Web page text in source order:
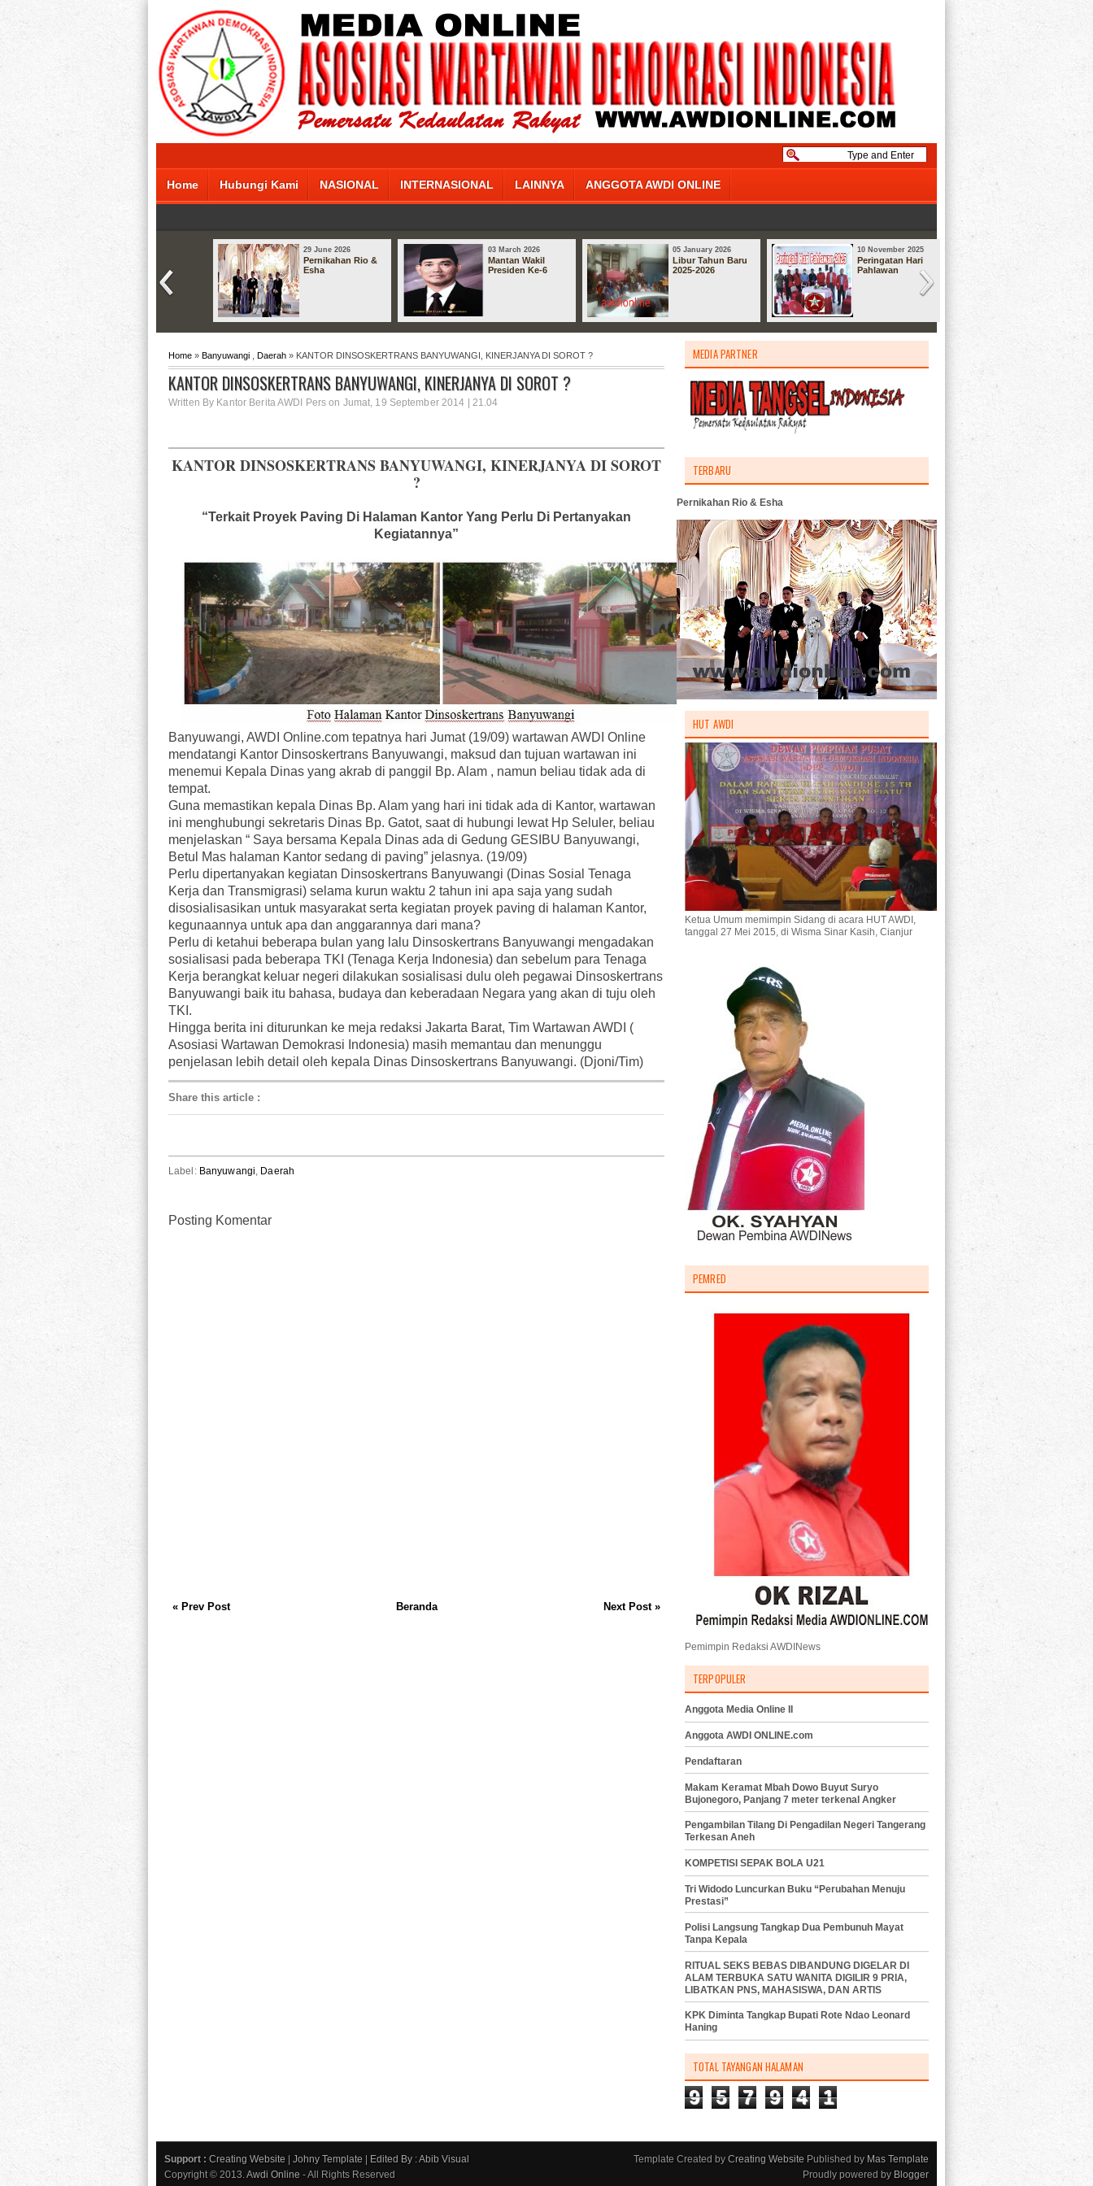
Home Hubungi Kami NASIONAL INTERNASIONAL LAINNYA ANGGOTA AWDI ONLINE
29 June 2026
Pernikahan Rio &
Esha
03 March 2026
Mantan Wakil
Presiden Ke-6
05 January 2026
Libur Tahun Baru
2025-2026
10 November 2025
Peringatan Hari
Pahlawan
Home » Banyuwangi Daerah » KANTOR DINSOSKERTRANS BANYUWANGI, KINERJANYA DI SOROT ?
KANTOR DINSOSKERTRANS BANYUWANGI, KINERJANYA DI SOROT ?
Written By Kantor Berita AWDI Pers on Jumat, 19 September 2014 | 21.04
KANTOR DINSOSKERTRANS BANYUWANGI, KINERJANYA DI SOROT
?
“Terkait Proyek Paving Di Halaman Kantor Yang Perlu Di Pertanyakan
Kegiatannya”
Banyuwangi, AWDI Online.com tepatnya hari Jumat (19/09) wartawan AWDI Online
mendatangi Kantor Dinsoskertrans Banyuwangi, maksud dan tujuan wartawan ini
menemui Kepala Dinas yang akrab di panggil Bp. Alam , namun beliau tidak ada di
tempat.
Guna memastikan kepala Dinas Bp. Alam yang hari ini tidak ada di Kantor, wartawan
ini menghubungi sekretaris Dinas Bp. Gatot, saat di hubungi lewat Hp Seluler, beliau
menjelaskan “ Saya bersama Kepala Dinas ada di Gedung GESIBU Banyuwangi,
Betul Mas halaman Kantor sedang di paving” jelasnya. (19/09)
Perlu dipertanyakan kegiatan Dinsoskertrans Banyuwangi (Dinas Sosial Tenaga
Kerja dan Transmigrasi) selama kurun waktu 2 tahun ini apa saja yang sudah
disosialisasikan untuk masyarakat serta kegiatan proyek paving di halaman Kantor,
kegunaannya untuk apa dan anggarannya dari mana?
Perlu di ketahui beberapa bulan yang lalu Dinsoskertrans Banyuwangi mengadakan
sosialisasi pada beberapa TKI (Tenaga Kerja Indonesia) dan sebelum para Tenaga
Kerja berangkat keluar negeri dilakukan sosialisasi dulu oleh pegawai Dinsoskertrans
Banyuwangi baik itu bahasa, budaya dan keberadaan Negara yang akan di tuju oleh
TKI.
Hingga berita ini diturunkan ke meja redaksi Jakarta Barat, Tim Wartawan AWDI (
Asosiasi Wartawan Demokrasi Indonesia) masih memantau dan menunggu
penjelasan lebih detail oleh kepala Dinas Dinsoskertrans Banyuwangi. (Djoni/Tim)
Share this article :
Label: Banyuwangi, Daerah
Posting Komentar
« Prev Post Next Post »
Beranda
MEDIA PARTNER
TERBARU
Pernikahan Rio & Esha
HUT AWDI
Ketua Umum memimpin Sidang di acara HUT AWDI,
tanggal 27 Mei 2015, di Wisma Sinar Kasih, Cianjur
PEMRED
Pemimpin Redaksi AWDINews
TERPOPULER
Anggota Media Online II
Anggota AWDI ONLINE.com
Pendaftaran
Makam Keramat Mbah Dowo Buyut Suryo
Bujonegoro, Panjang 7 meter terkenal Angker
Pengambilan Tilang Di Pengadilan Negeri Tangerang
Terkesan Aneh
KOMPETISI SEPAK BOLA U21
Tri Widodo Luncurkan Buku “Perubahan Menuju
Prestasi”
Polisi Langsung Tangkap Dua Pembunuh Mayat
Tanpa Kepala
RITUAL SEKS BEBAS DIBANDUNG DIGELAR DI
ALAM TERBUKA SATU WANITA DIGILIR 9 PRIA,
LIBATKAN PNS, MAHASISWA, DAN ARTIS
KPK Diminta Tangkap Bupati Rote Ndao Leonard
Haning
TOTAL TAYANGAN HALAMAN
9 5 7 9 4 1
Support : Creating Website | Johny Template | Edited By : Abib Visual
Copyright © 2013. Awdi Online - All Rights Reserved
Template Created by Creating Website Published by Mas Template
Proudly powered by Blogger